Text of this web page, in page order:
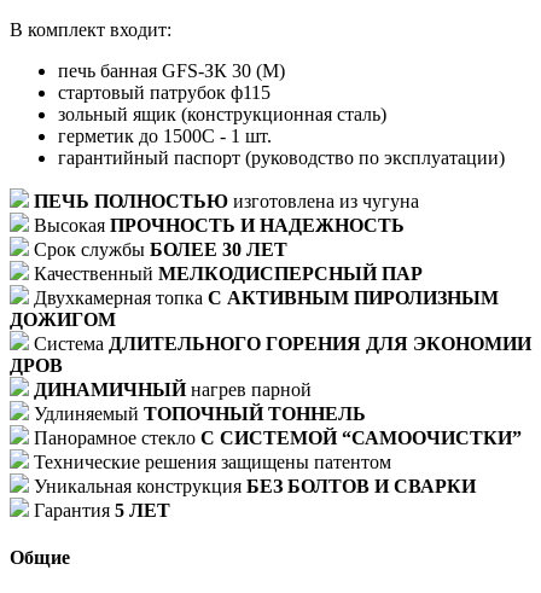
В комплект входит:
печь банная GFS-ЗК 30 (М)
стартовый патрубок ф115
зольный ящик (конструкционная сталь)
герметик до 1500С - 1 шт.
гарантийный паспорт (руководство по эксплуатации)
ПЕЧЬ ПОЛНОСТЬЮ изготовлена из чугуна
Высокая ПРОЧНОСТЬ И НАДЕЖНОСТЬ
Срок службы БОЛЕЕ 30 ЛЕТ
Качественный МЕЛКОДИСПЕРСНЫЙ ПАР
Двухкамерная топка С АКТИВНЫМ ПИРОЛИЗНЫМ
ДОЖИГОМ
Система ДЛИТЕЛЬНОГО ГОРЕНИЯ ДЛЯ ЭКОНОМИИ
ДРОВ
ДИНАМИЧНЫЙнагрев парной
Удлиняемый ТОПОЧНЫЙ ТОННЕЛЬ
Панорамное стекло С СИСТЕМОЙ “САМООЧИСТКИ”
Технические решения защищены патентом
Уникальная конструкция БЕЗ БОЛТОВ И СВАРКИ
Гарантия 5 ЛЕТ
Общие